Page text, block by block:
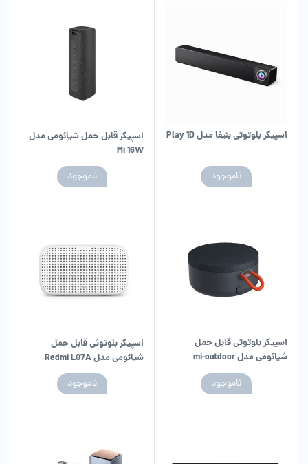
اسپیکر بلوتوثی بنیفا مدل Play 1D
ناموجود
اسپیکر قابل حمل شیائومی مدل
Mi 16W
ناموجود
اسپیکر بلوتوثی قابل حمل
شیائومی مدل mi-outdoor
ناموجود
اسپیکر بلوتوثی قابل حمل
شیائومی مدل Redmi L07A
ناموجود